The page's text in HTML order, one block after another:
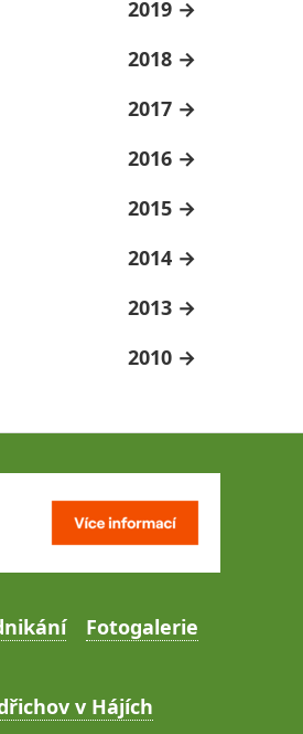
2019
2018
2017
2016
2015
2014
2013
2010
Fotogalerie
v Hájích